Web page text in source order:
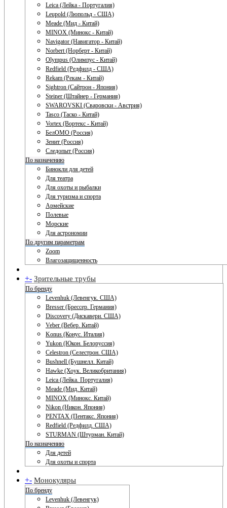
Leica (Лейка - Португалия)
Leupold (Люпольд - США)
Meade (Мид - Китай)
MINOX (Минокс - Китай)
Navigator (Навигатор - Китай)
Norbert (Норберт - Китай)
Olympus (Олимпус - Китай)
Redfield (Редфилд - США)
Rekam (Рекам - Китай)
Sightron (Сайтрон - Япония)
Steiner (Штайнер - Германия)
SWAROVSKI (Сваровски - Австрия)
Tasco (Таско - Китай)
Vortex (Вортекс - Китай)
БелОМО (Россия)
Зенит (Россия)
Следопыт (Россия)
По назначению
Бинокли для детей
Для театра
Для охоты и рыбалки
Для туризма и спорта
Армейские
Полевые
Морские
Для астрономии
По другим параметрам
Zoom
Влагозащищенность
+- Зрительные трубы
По бренду
Levenhuk (Левенгук. США)
Bresser (Брессер. Германия)
Discovery (Дискавери. США)
Veber (Вебер. Китай)
Konus (Конус. Италия)
Yukon (Юкон. Белоруссия)
Celestron (Селестрон. США)
Bushnell (Бушнелл. Китай)
Hawke (Хоук. Великобритания)
Leica (Лейка. Португалия)
Meade (Мид. Китай)
MINOX (Минокс. Китай)
Nikon (Никон. Япония)
PENTAX (Пентакс. Япония)
Redfield (Редфилд. США)
STURMAN (Штурман. Китай)
По назначению
Для детей
Для охоты и спорта
+- Монокуляры
По бренду
Levenhuk (Левенгук)